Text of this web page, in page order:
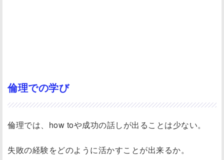
倫理での学び
倫理では、how toや成功の話しが出ることは少ない。
失敗の経験をどのように活かすことが出来るか。